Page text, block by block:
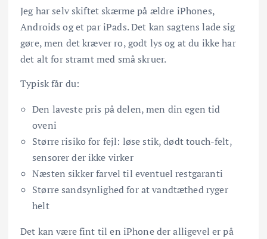
Jeg har selv skiftet skærme på ældre iPhones,
Androids og et par iPads. Det kan sagtens lade sig
gøre, men det kræver ro, godt lys og at du ikke har
det alt for stramt med små skruer.
Typisk får du:
Den laveste pris på delen, men din egen tid
oveni
Større risiko for fejl: løse stik, dødt touch-felt,
sensorer der ikke virker
Næsten sikker farvel til eventuel restgaranti
Større sandsynlighed for at vandtæthed ryger
helt
Det kan være fint til en iPhone der alligevel er på